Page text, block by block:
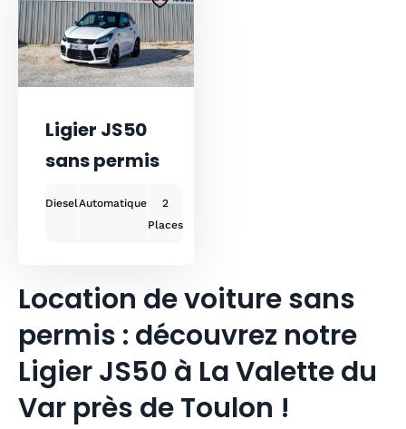
Ligier JS50
sans permis
DieselAutomatique 2
Location de voiture sans
permis : découvrez notre
Ligier JS50 à La Valette du
Var près de Toulon !